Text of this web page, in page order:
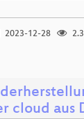
2023-12-28
cloud aus